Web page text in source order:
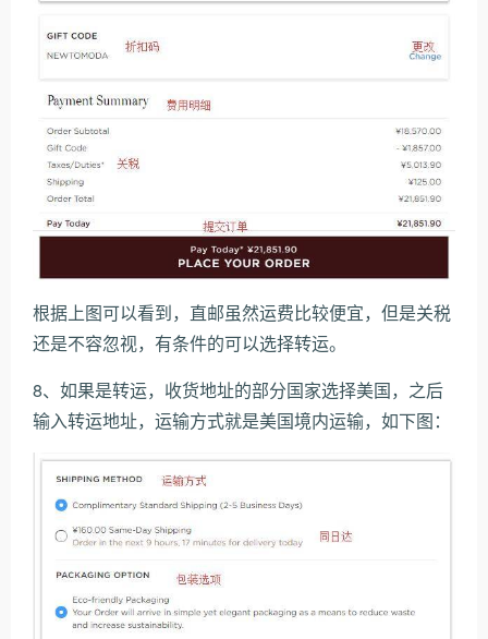
根据上图可以看到，直邮虽然运费比较便宜，但是关税
还是不容忽视，有条件的可以选择转运。
8、如果是转运，收货地址的部分国家选择美国，之后
输入转运地址，运输方式就是美国境内运输，如下图：